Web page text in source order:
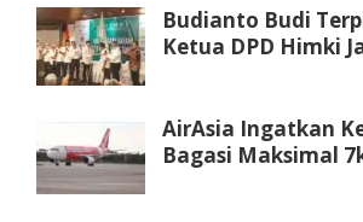
Budianto Budi
Ketua DPD Himki
AirAsia Ingatkan
Bagasi Maksimal